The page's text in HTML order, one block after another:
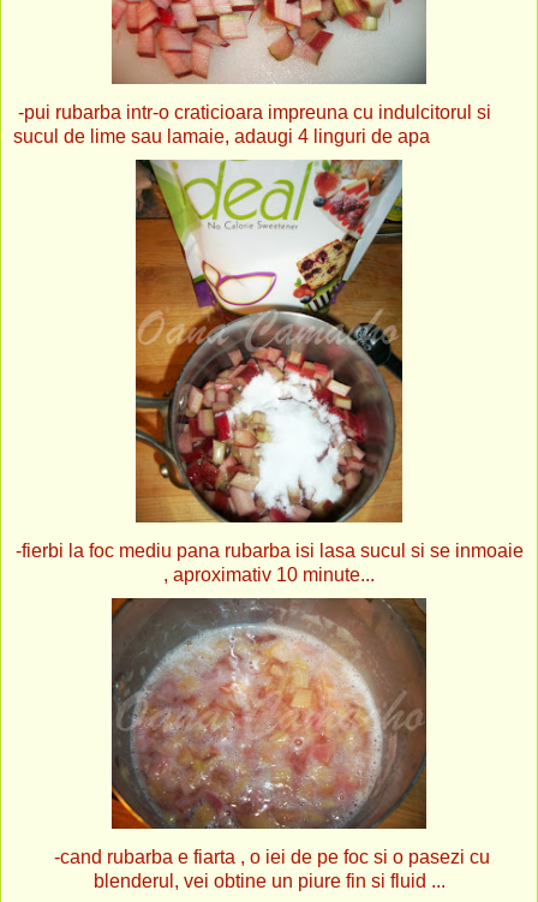
-pui rubarba intr-o craticioara impreuna cu indulcitorul si
sucul de lime sau lamaie, adaugi 4 linguri de apa
-fierbi la foc mediu pana rubarba isi lasa sucul si se inmoaie
, aproximativ 10 minute...
-cand rubarba e fiarta , o iei de pe foc si o pasezi cu
blenderul, vei obtine un piure fin si fluid ...